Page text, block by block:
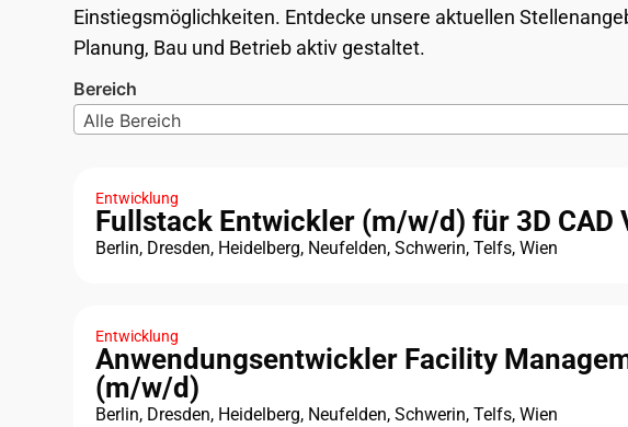
Einstiegsmöglichkeiten. Entdecke unsere aktuellen
Planung, Bau und Betrieb aktiv gestaltet.
Bereich
Alle Bereich
Entwicklung
Fullstack Entwickler (m/w/d) für 3D CAD
Berlin, Dresden, Heidelberg, Neufelden, Schwerin, Telfs, Wien
Entwicklung
Anwendungsentwickler Facility
(m/w/d)
Berlin, Dresden, Heidelberg, Neufelden, Schwerin, Telfs, Wien